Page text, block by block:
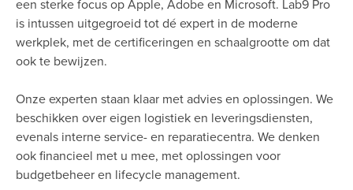
een sterke focus op Apple, Adobe en Microsoft. Lab9 Pro
is intussen uitgegroeid tot dé expert in de moderne
werkplek, met de certificeringen en schaalgrootte om dat
ook te bewijzen.
Onze experten staan klaar met advies en oplossingen. We
beschikken over eigen logistiek en leveringsdiensten,
evenals interne service- en reparatiecentra. We denken
ook financieel met u mee, met oplossingen voor
budgetbeheer en lifecycle management.